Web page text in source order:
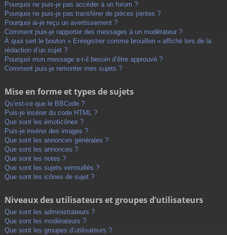
Pourquoi ne puis-je pas accéder à un forum ?
Pourquoi ne puis-je pas transférer de pièces jointes ?
Pourquoi ai-je reçu un avertissement ?
Comment puis-je rapporter des messages à un modérateur ?
À quoi sert le bouton « Enregistrer comme brouillon » affiché lors de la
rédaction d’un sujet ?
Pourquoi mon message a-t-il besoin d’être approuvé ?
Comment puis-je remonter mes sujets ?
Mise en forme et types de sujets
Qu’est-ce que le BBCode ?
Puis-je insérer du code HTML ?
Que sont les émoticônes ?
Puis-je insérer des images ?
Que sont les annonces générales ?
Que sont les annonces ?
Que sont les notes ?
Que sont les sujets verrouillés ?
Que sont les icônes de sujet ?
Niveaux des utilisateurs et groupes d’utilisateurs
Que sont les administrateurs ?
Que sont les modérateurs ?
Que sont les groupes d’utilisateurs ?